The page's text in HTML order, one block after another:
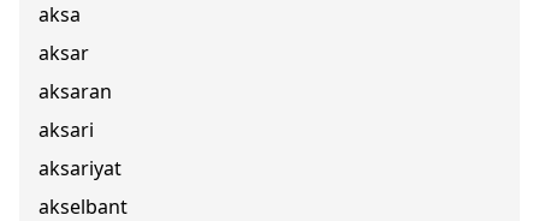
aksa
aksar
aksaran
aksari
aksariyat
akselbant